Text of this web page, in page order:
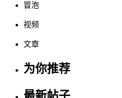
冒泡
视频
文章
为你推荐
最新帖子